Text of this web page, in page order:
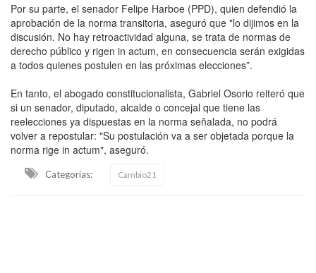
Por su parte, el senador Felipe Harboe (PPD), quien defendió la
aprobación de la norma transitoria, aseguró que "lo dijimos en la
discusión. No hay retroactividad alguna, se trata de normas de
derecho público y rigen in actum, en consecuencia serán exigidas
a todos quienes postulen en las próximas elecciones”.
En tanto, el abogado constitucionalista, Gabriel Osorio reiteró que
si un senador, diputado, alcalde o concejal que tiene las
reelecciones ya dispuestas en la norma señalada, no podrá
volver a repostular: "Su postulación va a ser objetada porque la
norma rige in actum", aseguró.
Categorias: Cambio21